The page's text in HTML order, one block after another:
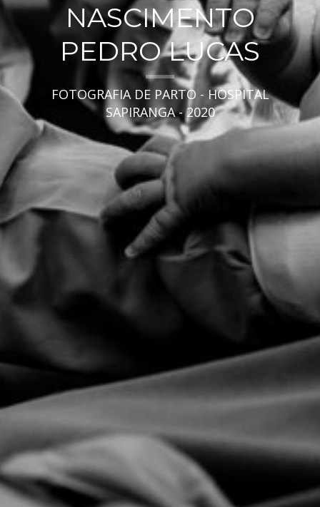
NASCIMENTO
PEDRO LUCAS
FOTOGRAFIA DE PARTO - HOSPITAL
SAPIRANGA - 2020